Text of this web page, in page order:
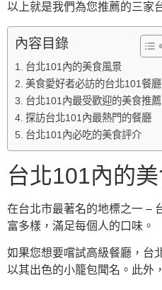
以上就是我們為您推薦的三家
內容目錄
台北101內的美食風景
美食愛好者必訪的台北101餐廳
台北101內最受歡迎的美食推薦
探訪台北101內最熱門的餐廳
台北101內必吃的美食評介
台北101內的
在台北市最著名的地標之一 –
富多樣，滿足每個人的口味。
如果您想要嚐試高級餐廳，台
以其出色的小籠包聞名。此外